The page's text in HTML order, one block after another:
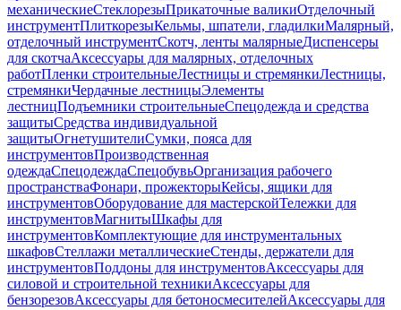
механическиеСтеклорезыПрикаточные валикиОтделочный
инструментПлиткорезыКельмы, шпатели, гладилкиМалярный,
отделочный инструментСкотч, ленты малярныеДиспенсеры
для скотчаАксессуары для малярных, отделочных
работПленки строительныеЛестницы и стремянкиЛестницы,
стремянкиЧердачные лестницыЭлементы
лестницПодъемники строительныеСпецодежда и средства
защитыСредства индивидуальной
защитыОгнетушителиСумки, пояса для
инструментовПроизводственная
одеждаСпецодеждаСпецобувьОрганизация рабочего
пространстваФонари, прожекторыКейсы, ящики для
инструментовОборудование для мастерскойТележки для
инструментовМагнитыШкафы для
инструментовКомплектующие для инструментальных
шкафовСтеллажи металлическиеСтенды, держатели для
инструментовПоддоны для инструментовАксессуары для
силовой и строительной техникиАксессуары для
бензорезовАксессуары для бетоносмесителейАксессуары для